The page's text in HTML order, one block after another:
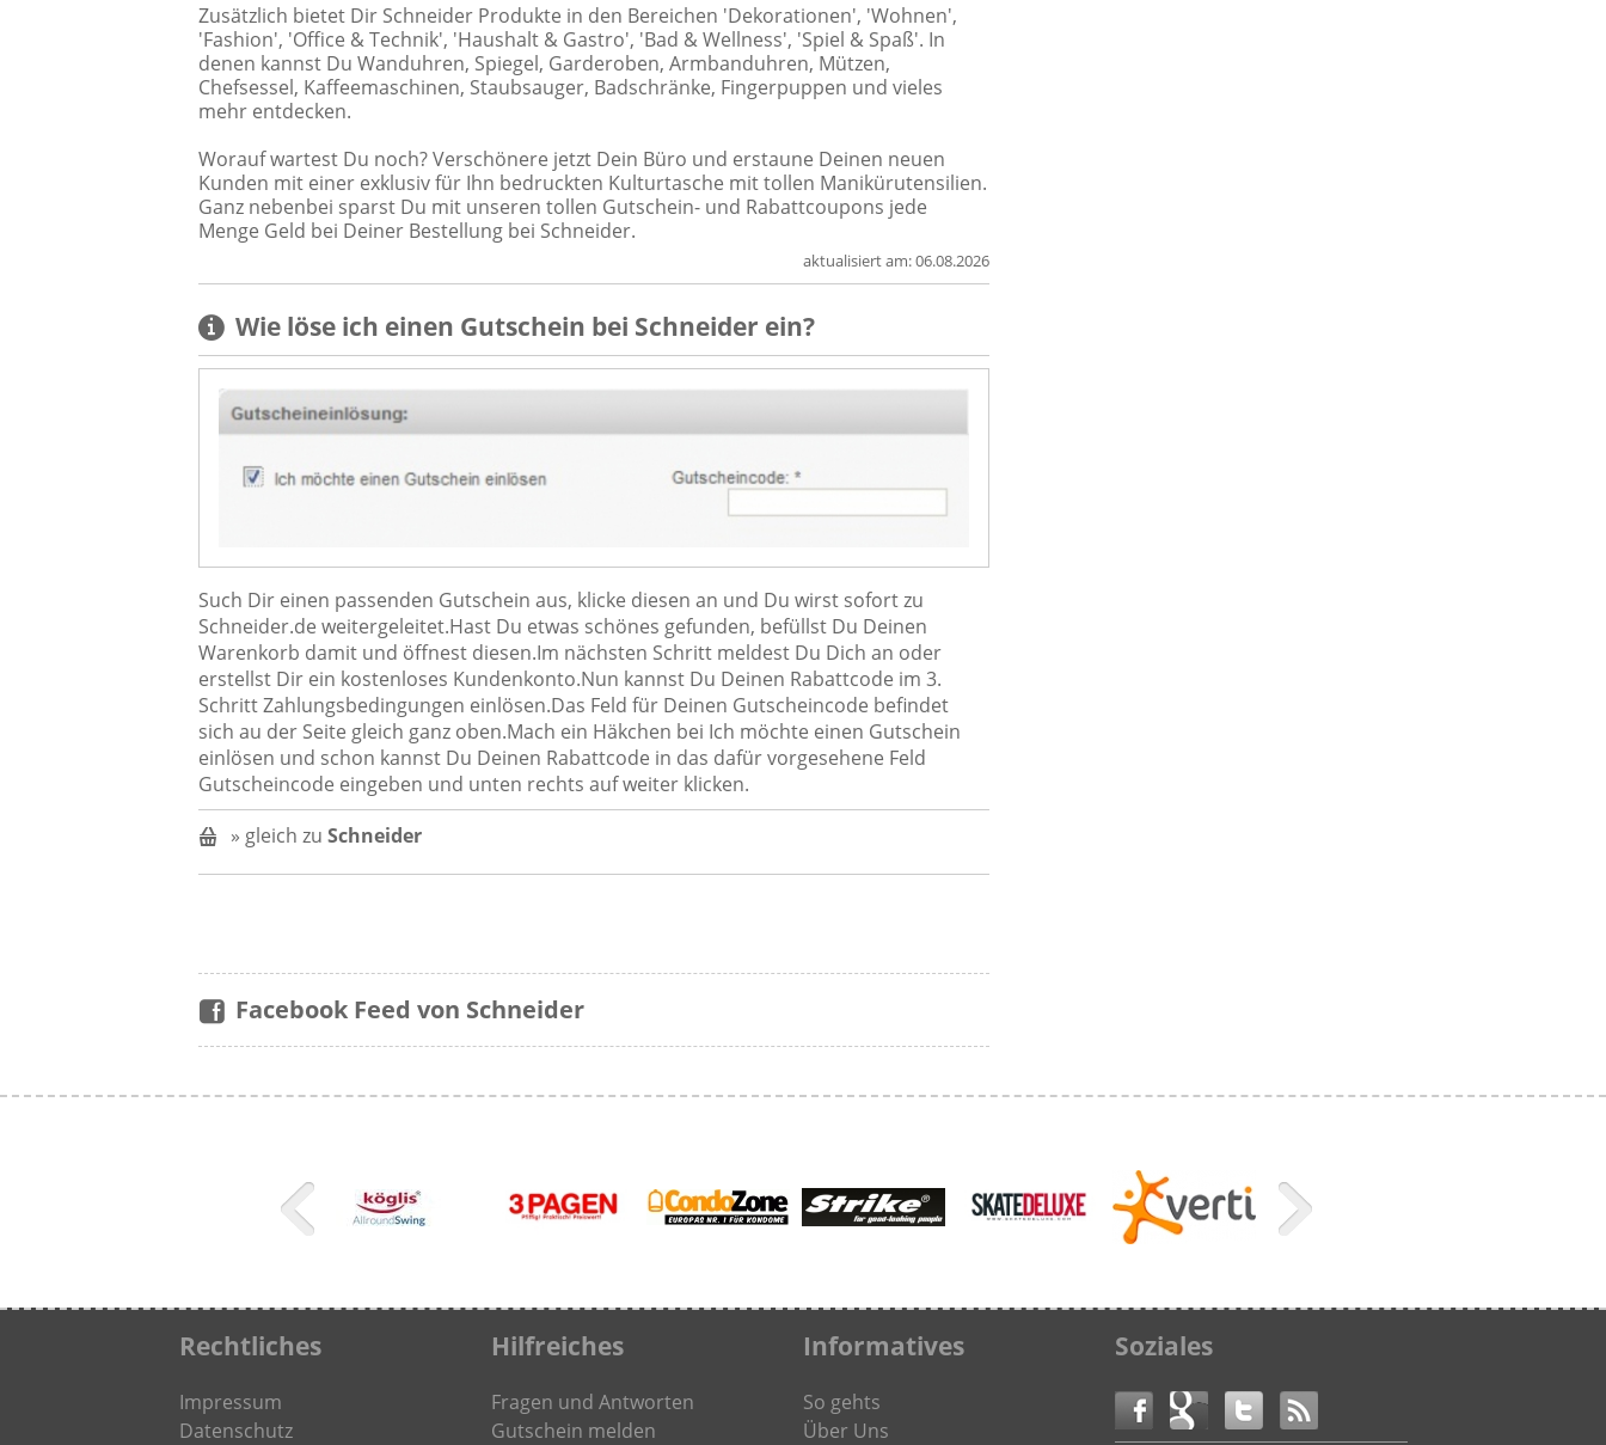
Zusätzlich bietet Dir Schneider Produkte in den Bereichen 'Dekorationen', 'Wohnen',
'Fashion', 'Office & Technik', 'Haushalt & Gastro', 'Bad & Wellness', 'Spiel & Spaß'. In
denen kannst Du Wanduhren, Spiegel, Garderoben, Armbanduhren, Mützen,
Chefsessel, Kaffeemaschinen, Staubsauger, Badschränke, Fingerpuppen und vieles
mehr entdecken.
Worauf wartest Du noch? Verschönere jetzt Dein Büro und erstaune Deinen neuen
Kunden mit einer exklusiv für Ihn bedruckten Kulturtasche mit tollen Manikürutensilien.
Ganz nebenbei sparst Du mit unseren tollen Gutschein- und Rabattcoupons jede
Menge Geld bei Deiner Bestellung bei Schneider.
aktualisiert am:06.08.2026
Wie löse ich einen Gutschein bei Schneider ein?
Such Dir einen passenden Gutschein aus, klicke diesen an und Du wirst sofort zu
Schneider.de weitergeleitet.Hast Du etwas schönes gefunden, befüllst Du Deinen
Warenkorb damit und öffnest diesen.Im nächsten Schritt meldest Du Dich an oder
erstellst Dir ein kostenloses Kundenkonto.Nun kannst Du Deinen Rabattcode im 3.
Schritt Zahlungsbedingungen einlösen.Das Feld für Deinen Gutscheincode befindet
sich au der Seite gleich ganz oben.Mach ein Häkchen bei Ich möchte einen Gutschein
einlösen und schon kannst Du Deinen Rabattcode in das dafür vorgesehene Feld
Gutscheincode eingeben und unten rechts auf weiter klicken.
» gleich zuSchneider
Facebook Feed von Schneider
Rechtliches
Impressum
Datenschutz
Hilfreiches
Fragen und Antworten
Gutschein melden
Informatives
So gehts
Über Uns
Soziales